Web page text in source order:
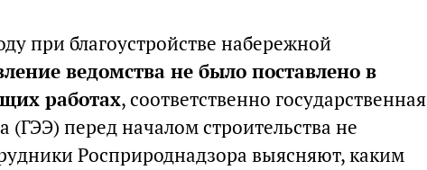
при благоустройстве набережной
ведомства не было поставлено в
работах, соответственно государственная
(ГЭЭ) перед началом строительства не
Росприроднадзора выясняют, каким